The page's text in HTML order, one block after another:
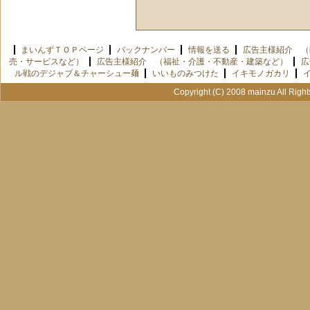
まいんずＴＯＰページ バックナンバー 情報を送る
広告主様紹介 （
売・サービスなど）
広告主様紹介 （福祉・介護・不動産・建築など）
ル戦のデジャブ＆チャーシュー麺
いいものみつけた イキモノガカリ
Copyright (C) 2008 mainzu All